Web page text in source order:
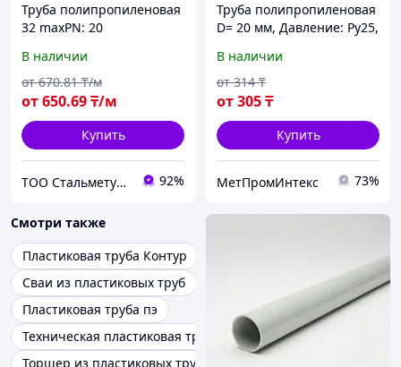
Труба полипропиленовая
32 maxPN: 20
В наличии
от650.69₸/м
от 670.81 ₸/м
Купить
ТОО Стальметурал 92%
Труба полипропиленовая
D= 20 мм, Давление: Ру25,
стекловолокно
В наличии
от305₸
от 314 ₸
Купить
МетПромИнтекс 73%
Смотри также
Пластиковая труба Контур
Сваи из пластиковых труб
Пластиковая труба пэ
Техническая пластиковая труба
Торшер из пластиковых труб